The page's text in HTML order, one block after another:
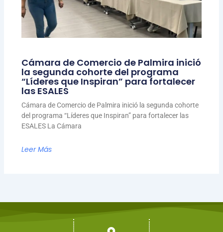
Cámara de Comercio de Palmira inició
la segunda cohorte del programa
“Líderes que Inspiran” para fortalecer
las ESALES
Cámara de Comercio de Palmira inició la segunda cohorte
del programa “Líderes que Inspiran” para fortalecer las
ESALES La Cámara
Leer Más